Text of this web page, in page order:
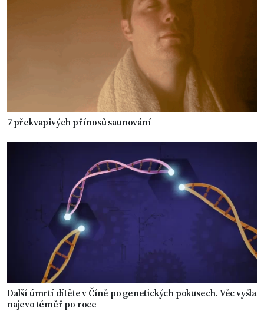
7 překvapivých přínosů saunování
Další úmrtí dítěte v Číně po genetických pokusech. Věc vyšla
najevo téměř po roce